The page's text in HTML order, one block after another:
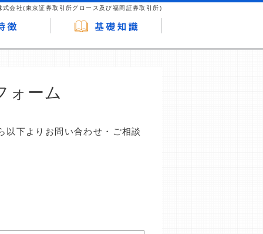
式会社(東京証券取引所グロース及び福岡証券取引所)
ォーム
以下よりお問い合わせ・ご相談